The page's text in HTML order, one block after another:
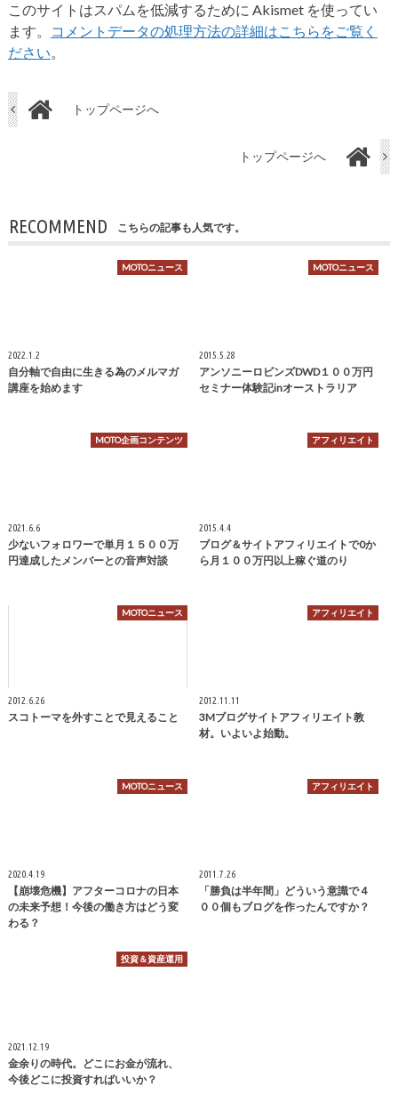
このサイトはスパムを低減するために Akismet を使ってい
ます。
コメントデータの処理方法の詳細はこちらをご覧く
ださい。
トップページへ
トップページへ
RECOMMEND こちらの記事も人気です。
MOTOニュース
2022.1.2
自分軸で自由に生きる為のメルマガ
講座を始めます
MOTOニュース
2015.5.28
アンソニーロビンズDWD１００万円
セミナー体験記inオーストラリア
MOTO企画コンテンツ
2021.6.6
少ないフォロワーで単月１５００万
円達成したメンバーとの音声対談
アフィリエイト
2015.4.4
ブログ＆サイトアフィリエイトで0か
ら月１００万円以上稼ぐ道のり
MOTOニュース
2012.6.26
スコトーマを外すことで見えること
アフィリエイト
2012.11.11
3Mブログサイトアフィリエイト教
材。いよいよ始動。
MOTOニュース
2020.4.19
【崩壊危機】アフターコロナの日本
の未来予想！今後の働き方はどう変
わる？
アフィリエイト
2011.7.26
「勝負は半年間」どういう意識で４
００個もブログを作ったんですか？
投資＆資産運用
2021.12.19
金余りの時代。どこにお金が流れ、
今後どこに投資すればいいか？